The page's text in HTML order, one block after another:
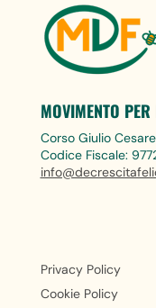
MOVIMENTO
Corso Giulio
Codice Fiscale:
Privacy Policy
Cookie Policy